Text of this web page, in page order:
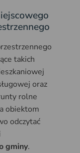
takich
oraz
rolne
obiektom
odczytać
gminy.